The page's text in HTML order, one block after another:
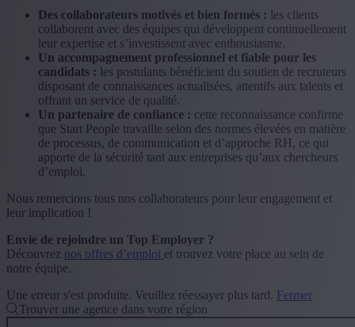
Des collaborateurs motivés et bien formés : les clients
collaborent avec des équipes qui développent continuellement
leur expertise et s’investissent avec enthousiasme.
Un accompagnement professionnel et fiable pour les
candidats : les postulants bénéficient du soutien de recruteurs
disposant de connaissances actualisées, attentifs aux talents et
offrant un service de qualité.
Un partenaire de confiance : cette reconnaissance confirme
que Start People travaille selon des normes élevées en matière
de processus, de communication et d’approche RH, ce qui
apporte de la sécurité tant aux entreprises qu’aux chercheurs
d’emploi.
Nous remercions tous nos collaborateurs pour leur engagement et
leur implication !
Envie de rejoindre un Top Employer ?
Découvrez nos offres d’emploi et trouvez votre place au sein de
notre équipe.
Une erreur s'est produite. Veuillez réessayer plus tard. Fermer
Trouver une agence dans votre région